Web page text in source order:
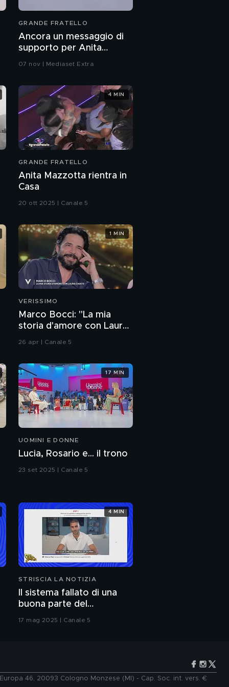
difficile scelta per i
Domenico D'Alterio è il
Gli immuni di questa
settimana
Le Nomination palesi
dell'ottava puntata
Rana per Donatella
L'annuncio dei nominati
di questa settimana
Pepe
I migliori post di questa
sera
GRANDE FRATELLO
Ancora un messaggio di
supporto per Anita
Mazzotta e Jonas Pepe
07 nov | Mediaset Extra
GRANDE FRATELLO
Anita Mazzotta rientra in
Casa
20 ott 2025 | Canale 5
4 MIN
VERISSIMO
Marco Bocci: "La mia
storia d'amore con Laura
Chiatti"
26 apr | Canale 5
1 MIN
UOMINI E DONNE
Lucia, Rosario e... il trono
23 set 2025 | Canale 5
17 MIN
STRISCIA LA NOTIZIA
Il sistema fallato di una
buona parte del
giornalismo online: articoli
17 mag 2025 | Canale 5
4 MIN
46, 20093 Cologno Monzese (MI) - Cap. Soc. int. vers. €